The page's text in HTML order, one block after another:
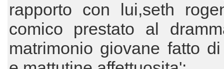
rapporto con lui,seth
comico prestato al
matrimonio giovane fatto